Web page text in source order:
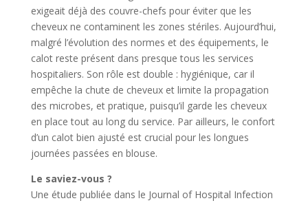
exigeait déjà des couvre-chefs pour éviter que les
cheveux ne contaminent les zones stériles. Aujourd’hui,
malgré l’évolution des normes et des équipements, le
calot reste présent dans presque tous les services
hospitaliers. Son rôle est double : hygiénique, car il
empêche la chute de cheveux et limite la propagation
des microbes, et pratique, puisqu’il garde les cheveux
en place tout au long du service. Par ailleurs, le confort
d’un calot bien ajusté est crucial pour les longues
journées passées en blouse.
Le saviez-vous ?
Une étude publiée dans le Journal of Hospital Infection